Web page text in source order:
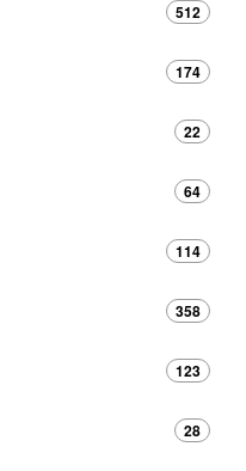
512
174
22
64
114
358
123
28